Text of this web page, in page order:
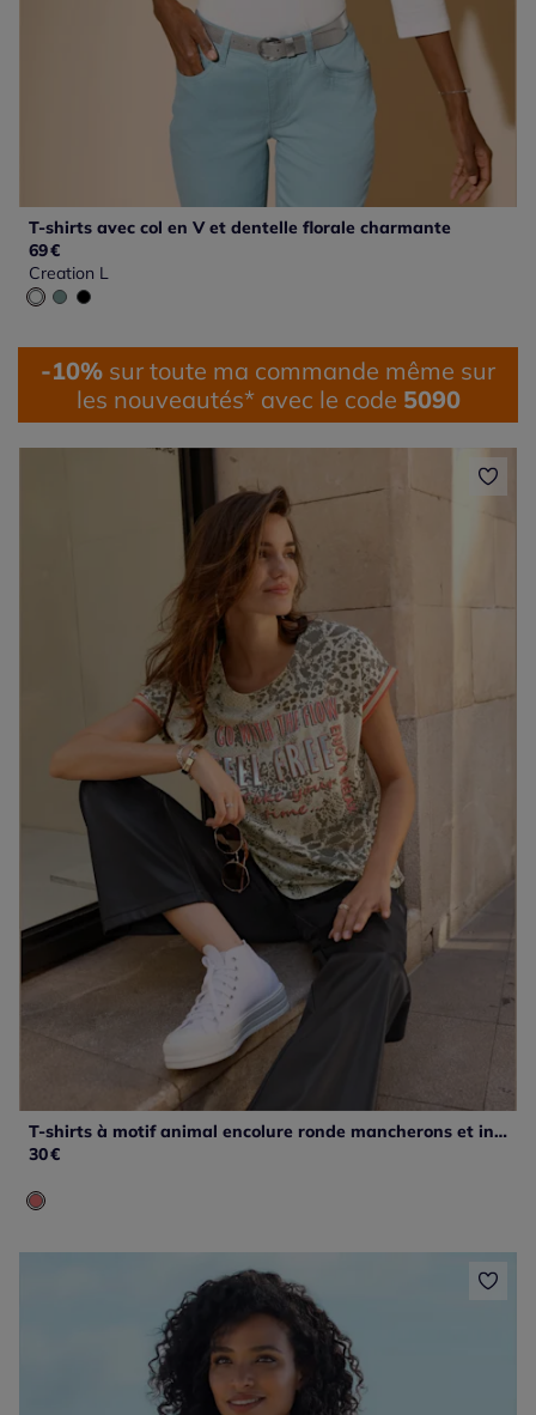
T-shirts avec col en V et dentelle florale charmante
69€
Creation L
-10% sur toute ma commande même sur
les nouveautés* avec le code 5090
T-shirts à motif animal encolure ronde mancherons et inscription
30€